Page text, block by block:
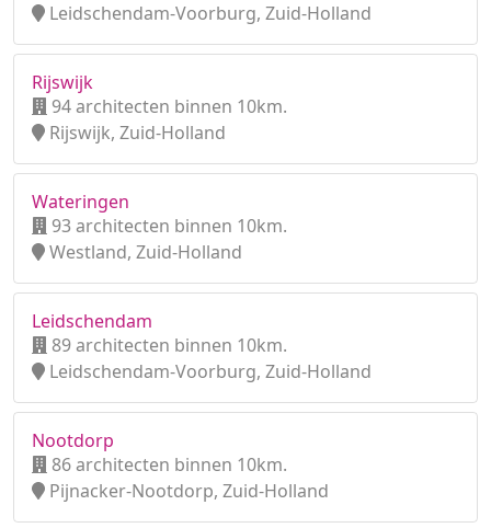
Leidschendam-Voorburg, Zuid-Holland
Rijswijk
94 architecten binnen 10km.
Rijswijk, Zuid-Holland
Wateringen
93 architecten binnen 10km.
Westland, Zuid-Holland
Leidschendam
89 architecten binnen 10km.
Leidschendam-Voorburg, Zuid-Holland
Nootdorp
86 architecten binnen 10km.
Pijnacker-Nootdorp, Zuid-Holland